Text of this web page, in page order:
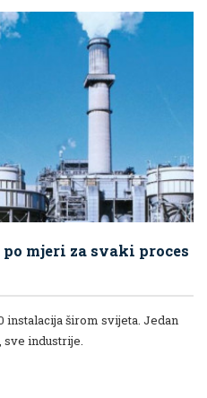
mjeri za svaki proces
instalacija širom svijeta. Jedan
sve industrije.